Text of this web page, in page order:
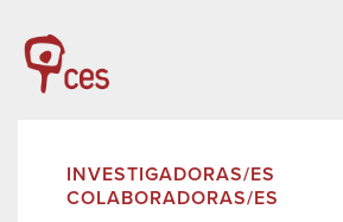
INVESTIGADORAS/ES
COLABORADORAS/ES